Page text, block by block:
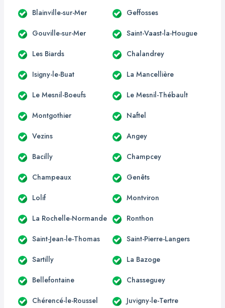
Blainville-sur-Mer Geffosses
Gouville-sur-Mer Saint-Vaast-la-Hougue
Les Biards Chalandrey
Isigny-le-Buat La Mancellière
Le Mesnil-Boeufs Le Mesnil-Thébault
Montgothier Naftel
Vezins Angey
Bacilly Champcey
Champeaux Genêts
Lolif Montviron
La Rochelle-Normande Ronthon
Saint-Jean-le-Thomas Saint-Pierre-Langers
Sartilly La Bazoge
Bellefontaine Chasseguey
Chérencé-le-Roussel Juvigny-le-Tertre